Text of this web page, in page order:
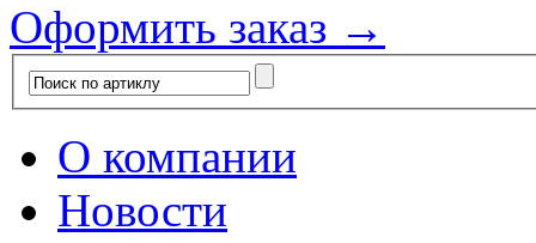
Оформить заказ →
О компании
Новости